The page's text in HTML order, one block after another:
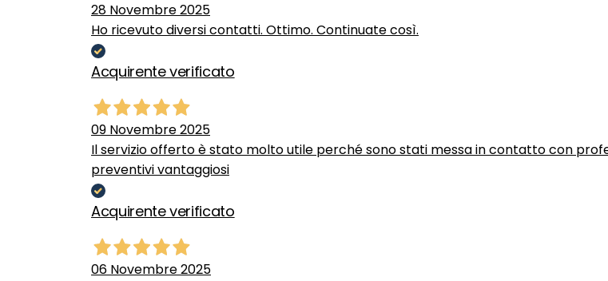
28 Novembre 2025
Ho ricevuto diversi contatti. Ottimo. Continuate così.
Acquirente verificato
09 Novembre 2025
Il servizio offerto è stato molto utile perché sono stati messa in contatto con
preventivi vantaggiosi
Acquirente verificato
06 Novembre 2025